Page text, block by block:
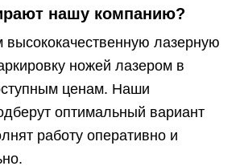
нашу компанию?
лазерную
ножей лазером в
ценам. Наши
оптимальный вариант
работу оперативно и